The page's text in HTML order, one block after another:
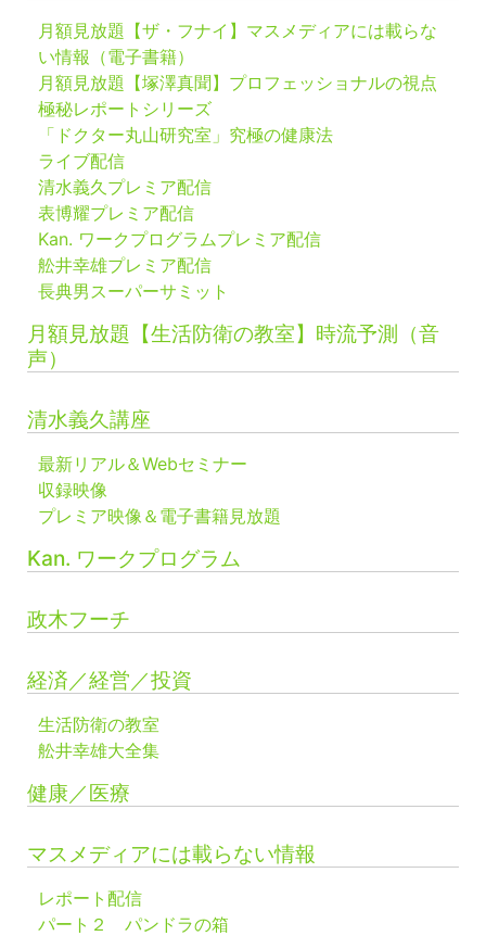
月額見放題【ザ・フナイ】マスメディアには載らな
い情報（電子書籍）
月額見放題【塚澤真聞】プロフェッショナルの視点
極秘レポートシリーズ
「ドクター丸山研究室」究極の健康法
ライブ配信
清水義久プレミア配信
表博耀プレミア配信
Kan. ワークプログラムプレミア配信
舩井幸雄プレミア配信
長典男スーパーサミット
月額見放題【生活防衛の教室】時流予測（音
声）
清水義久講座
最新リアル＆Webセミナー
収録映像
プレミア映像＆電子書籍見放題
Kan. ワークプログラム
政木フーチ
経済／経営／投資
生活防衛の教室
舩井幸雄大全集
健康／医療
マスメディアには載らない情報
レポート配信
パート２ パンドラの箱